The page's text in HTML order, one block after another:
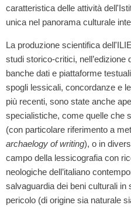
caratteristica delle attività
unica nel panorama culturale
La produzione scientifica
studi storico‐critici,
banche dati e piattaforme
spogli lessicali, concordanze e
più recenti, sono state anche
specialistiche, come quelle che
(con particolare riferimento a
archaelogy of writing), o in
campo della lessicografia con
neologiche dell’italiano
salvaguardia dei beni culturali in
pericolo (di origine sia naturale